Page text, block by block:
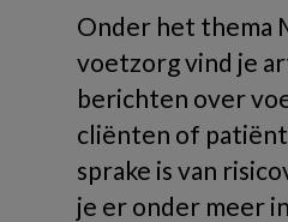
Onder het thema
voetzorg vind je
berichten over
cliënten of
sprake is van
je er onder meer